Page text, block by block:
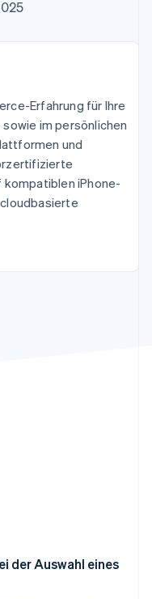
2026
und
So
Erfahrung für Ihre
sowie im persönlichen
und
iPhone-
der Auswahl eines